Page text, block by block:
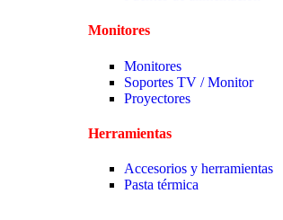
Monitores
Monitores
Soportes TV / Monitor
Proyectores
Herramientas
Accesorios y herramientas
Pasta térmica